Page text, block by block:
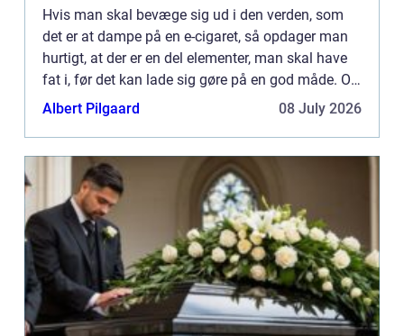
Hvis man skal bevæge sig ud i den verden, som
det er at dampe på en e-cigaret, så opdager man
hurtigt, at der er en del elementer, man skal have
fat i, før det kan lade sig gøre på en god måde. Og
det drejer sig ikke (bare) om kvaliteten af det, for
Albert Pilgaard 08 July 2026